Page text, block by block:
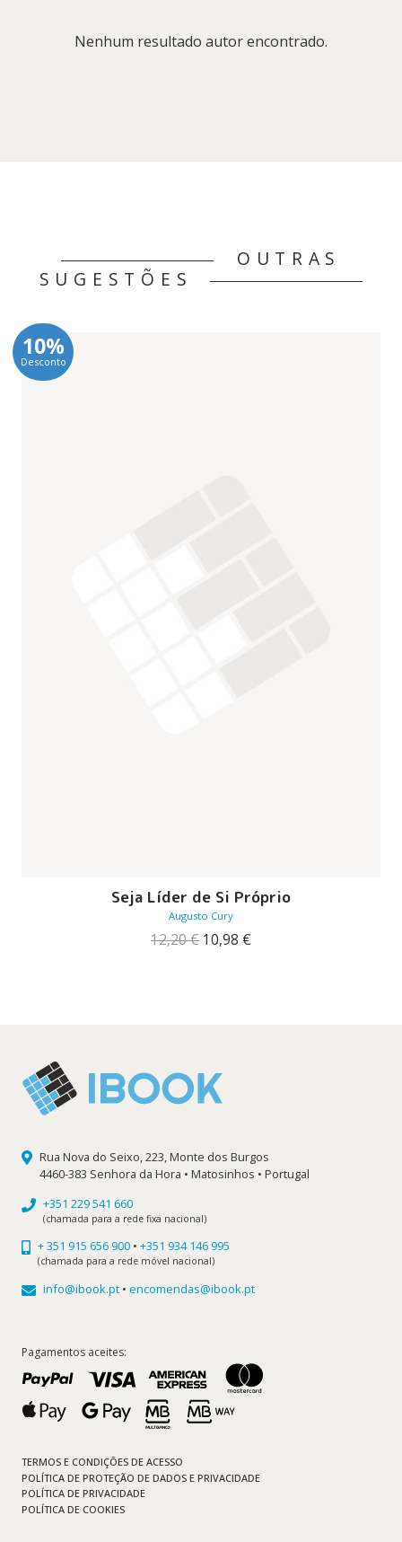
Nenhum resultado autor encontrado.
OUTRAS
SUGESTÕES
10%
Desconto
Seja Líder de Si Próprio
Augusto Cury
12,20€ O
10,98 €
Rua Nova do Seixo, 223, Monte dos Burgos
4460-383 Senhora da Hora • Matosinhos • Portugal
+351 229 541 660
(chamada para a rede fixa nacional)
+ 351 915 656 900 • +351 934 146 995
(chamada para a rede móvel nacional)
info@ibook.pt • encomendas@ibook.pt
Pagamentos aceites:
TERMOS E CONDIÇÕES DE ACESSO
POLÍTICA DE PROTEÇÃO DE DADOS E PRIVACIDADE
POLÍTICA DE PRIVACIDADE
POLÍTICA DE COOKIES